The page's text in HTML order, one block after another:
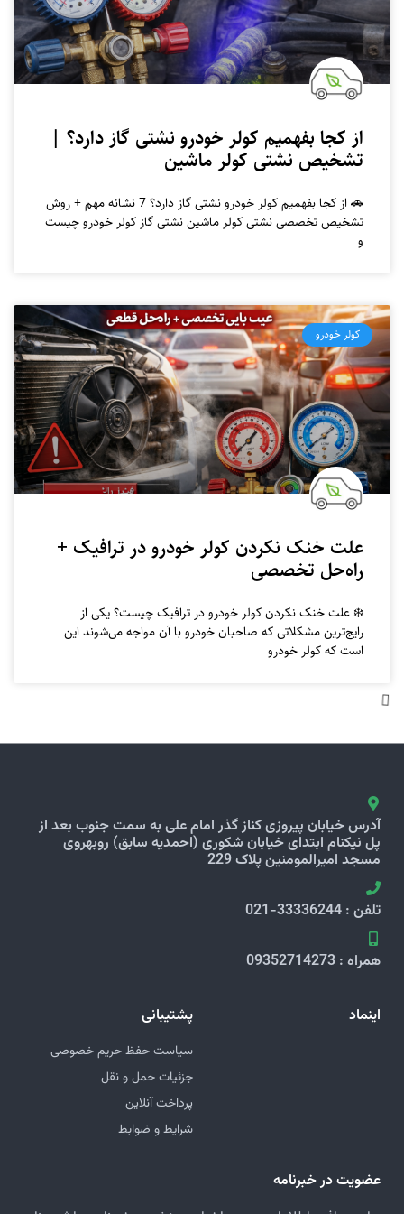
از کجا بفهمیم کولر خودرو نشتی گاز دارد؟ |
تشخیص نشتی کولر ماشین
🚗 از کجا بفهمیم کولر خودرو نشتی گاز دارد؟ 7 نشانه مهم + روش
تشخیص تخصصی نشتی کولر ماشین نشتی گاز کولر خودرو چیست
و
کولر خودرو
علت خنک نکردن کولر خودرو در ترافیک +
راه‌حل تخصصی
❄️ علت خنک نکردن کولر خودرو در ترافیک چیست؟ یکی از
رایج‌ترین مشکلاتی که صاحبان خودرو با آن مواجه می‌شوند این
است که کولر خودرو
کولر خودرو
کولر خودرو چگونه کار می‌کند؟ | آموزش
🔧 کولر خودرو چگونه کار می‌کند؟ آموزش کامل عملکرد سیستم
کولر ماشین + معرفی اجزا (راهنمای تخصصی اما قابل فهم) کولر